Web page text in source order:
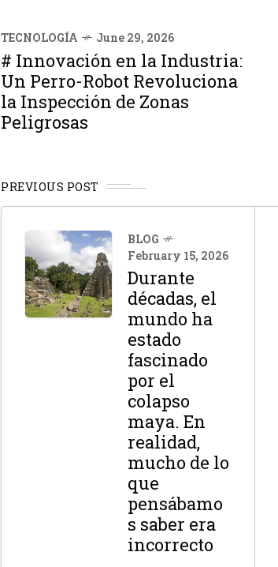
TECNOLOGÍA June 29, 2026
# Innovación en la Industria:
Un Perro-Robot Revoluciona
la Inspección de Zonas
Peligrosas
PREVIOUS POST
BLOG
February 15, 2026
Durante
décadas, el
mundo ha
estado
fascinado
por el
colapso
maya. En
realidad,
mucho de lo
que
pensábamo
s saber era
incorrecto